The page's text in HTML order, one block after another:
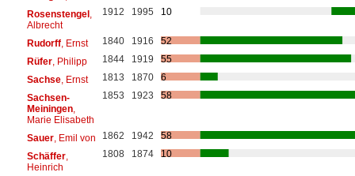
Rosenstengel,
Albrecht
1912 1995 10
Rudorff, Ernst 1840 1916
52
Rüfer, Philipp 1844 1919
55
Sachse, Ernst 1813 1870
6
Sachsen-
Meiningen,
Marie Elisabeth
1853 1923 58
Sauer, Emil von 1862 1942
58
Schäffer,
Heinrich
1808 1874 10